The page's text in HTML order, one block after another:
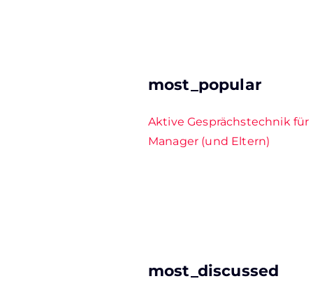
most_popular
Aktive Gesprächstechnik für
Manager (und Eltern)
most_discussed